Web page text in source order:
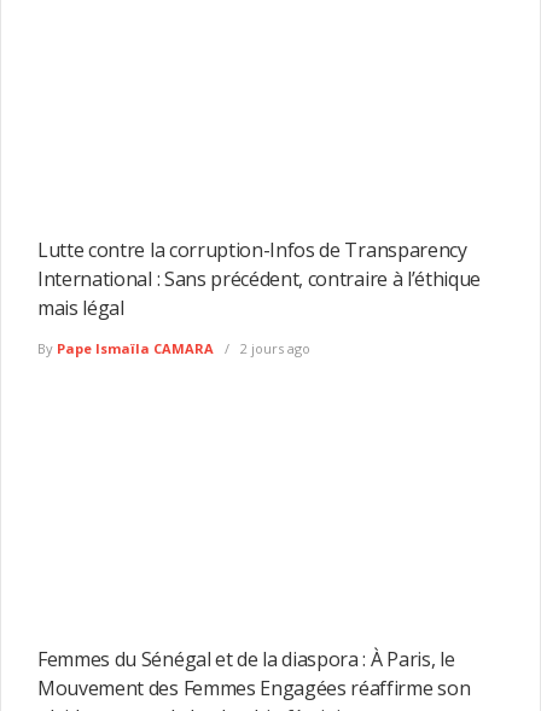
Lutte contre la corruption-Infos de Transparency
International : Sans précédent, contraire à l’éthique
mais légal
By Pape Ismaïla CAMARA 2 jours ago
Femmes du Sénégal et de la diaspora : À Paris, le
Mouvement des Femmes Engagées réaffirme son